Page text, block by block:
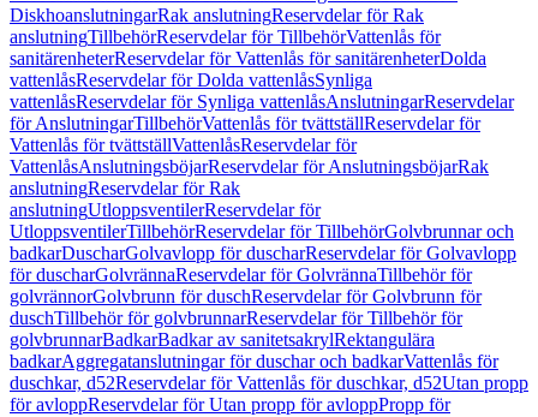
DiskhoanslutningarRak anslutningReservdelar för Rak
anslutningTillbehörReservdelar för TillbehörVattenlås för
sanitärenheterReservdelar för Vattenlås för sanitärenheterDolda
vattenlåsReservdelar för Dolda vattenlåsSynliga
vattenlåsReservdelar för Synliga vattenlåsAnslutningarReservdelar
för AnslutningarTillbehörVattenlås för tvättställReservdelar för
Vattenlås för tvättställVattenlåsReservdelar för
VattenlåsAnslutningsböjarReservdelar för AnslutningsböjarRak
anslutningReservdelar för Rak
anslutningUtloppsventilerReservdelar för
UtloppsventilerTillbehörReservdelar för TillbehörGolvbrunnar och
badkarDuscharGolvavlopp för duscharReservdelar för Golvavlopp
för duscharGolvrännaReservdelar för GolvrännaTillbehör för
golvrännorGolvbrunn för duschReservdelar för Golvbrunn för
duschTillbehör för golvbrunnarReservdelar för Tillbehör för
golvbrunnarBadkarBadkar av sanitetsakrylRektangulära
badkarAggregatanslutningar för duschar och badkarVattenlås för
duschkar, d52Reservdelar för Vattenlås för duschkar, d52Utan propp
för avloppReservdelar för Utan propp för avloppPropp för